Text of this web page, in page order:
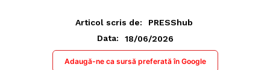
Articol scris de:
PRESShub
Data:
18/06/2026
Adaugă-ne ca sursă preferată în Google